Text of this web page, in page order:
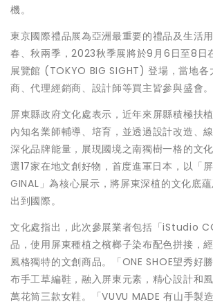
機。
東京國際禮品展為亞洲最重要的禮品及生活
春、秋兩季，2023秋季展將於9月6日至8日
展覽館 (TOKYO BIG SIGHT) 登場，當地各
商、代理經銷商、設計師等買主皆參與盛會。
屏東縣政府文化處表示，近年來屏縣積極扶
內知名業師輔導、培育，並透過設計改造、
深化品牌能量，展現國境之南獨樹一格的文
選17家在地文創好物，首度進軍日本，以「
GINAL」為核心展示，將屏東深植的文化底
出到國際。
文化處指出，此次參展業者包括「iStudio
品，使用屏東種植之檳榔子染布配色拼接，
風格獨特的文創商品。「ONE SHOE望秀好
布手工草編鞋，融入屏東元素，精心設計和風
萬花筒三款女鞋。「VUVU MADE 有山手製